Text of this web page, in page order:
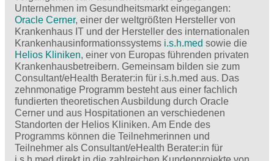
Unternehmen im Gesundheitsmarkt eingegangen:
Oracle Cerner, einer der weltgrößten Hersteller von
Krankenhaus IT und der Hersteller des internationalen
Krankenhausinformationssystems i.s.h.med sowie die
Helios Kliniken, einer von Europas führenden privaten
Krankenhausbetreibern. Gemeinsam bilden sie zum
Consultant/eHealth Berater:in für i.s.h.med aus. Das
zehnmonatige Programm besteht aus einer fachlich
fundierten theoretischen Ausbildung durch Oracle
Cerner und aus Hospitationen an verschiedenen
Standorten der Helios Kliniken. Am Ende des
Programms können die Teilnehmerinnen und
Teilnehmer als Consultant/eHealth Berater:in für